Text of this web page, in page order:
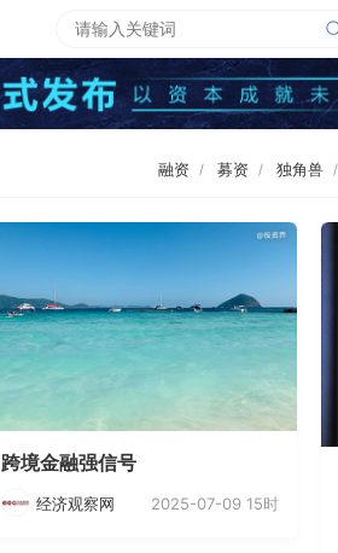
融资 募资 独角兽
跨境金融强信号
经济观察网 2025-07-09 15时